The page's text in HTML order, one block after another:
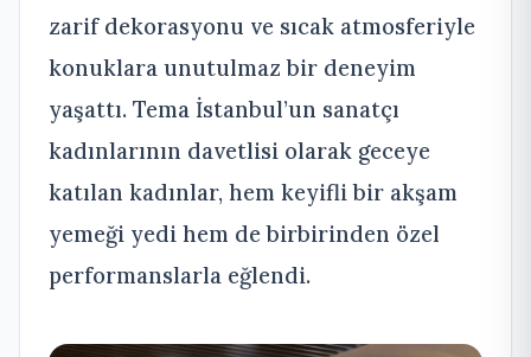
zarif dekorasyonu ve sıcak atmosferiyle
konuklara unutulmaz bir deneyim
yaşattı. Tema İstanbul’un sanatçı
kadınlarının davetlisi olarak geceye
katılan kadınlar, hem keyifli bir akşam
yemeği yedi hem de birbirinden özel
performanslarla eğlendi.